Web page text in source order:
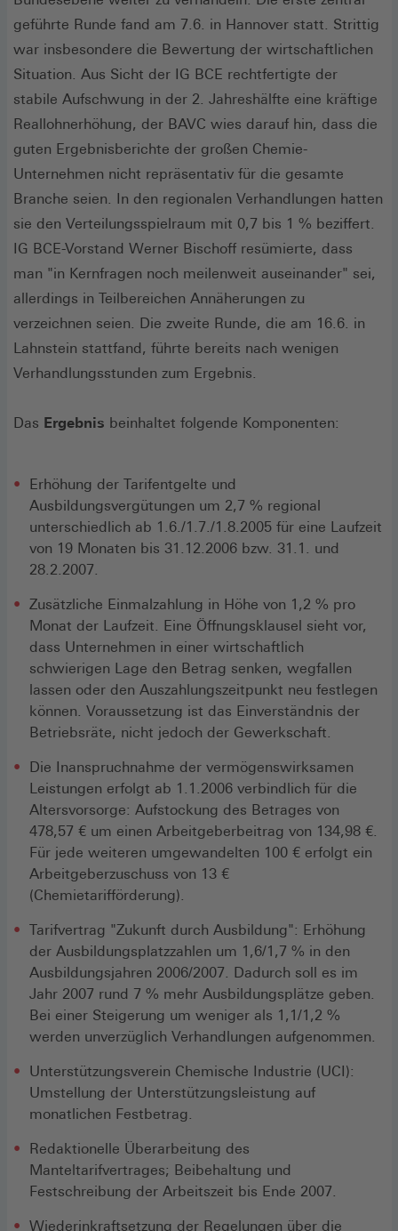
geführte Runde fand am 7.6. in Hannover statt. Strittig
war insbesondere die Bewertung der wirtschaftlichen
Situation. Aus Sicht der IG BCE rechtfertigte der
stabile Aufschwung in der 2. Jahreshälfte eine kräftige
Reallohnerhöhung, der BAVC wies darauf hin, dass die
guten Ergebnisberichte der großen Chemie-
Unternehmen nicht repräsentativ für die gesamte
Branche seien. In den regionalen Verhandlungen hatten
sie den Verteilungsspielraum mit 0,7 bis 1 % beziffert.
IG BCE-Vorstand Werner Bischoff resümierte, dass
man "in Kernfragen noch meilenweit auseinander" sei,
allerdings in Teilbereichen Annäherungen zu
verzeichnen seien. Die zweite Runde, die am 16.6. in
Lahnstein stattfand, führte bereits nach wenigen
Verhandlungsstunden zum Ergebnis.
Das Ergebnis beinhaltet folgende Komponenten:
Erhöhung der Tarifentgelte und
Ausbildungsvergütungen um 2,7 % regional
unterschiedlich ab 1.6./1.7./1.8.2005 für eine Laufzeit
von 19 Monaten bis 31.12.2006 bzw. 31.1. und
28.2.2007.
Zusätzliche Einmalzahlung in Höhe von 1,2 % pro
Monat der Laufzeit. Eine Öffnungsklausel sieht vor,
dass Unternehmen in einer wirtschaftlich
schwierigen Lage den Betrag senken, wegfallen
lassen oder den Auszahlungszeitpunkt neu festlegen
können. Voraussetzung ist das Einverständnis der
Betriebsräte, nicht jedoch der Gewerkschaft.
Die Inanspruchnahme der vermögenswirksamen
Leistungen erfolgt ab 1.1.2006 verbindlich für die
Altersvorsorge: Aufstockung des Betrages von
478,57 € um einen Arbeitgeberbeitrag von 134,98 €.
Für jede weiteren umgewandelten 100 € erfolgt ein
Arbeitgeberzuschuss von 13 €
(Chemietarifförderung).
Tarifvertrag "Zukunft durch Ausbildung": Erhöhung
der Ausbildungsplatzzahlen um 1,6/1,7 % in den
Ausbildungsjahren 2006/2007. Dadurch soll es im
Jahr 2007 rund 7 % mehr Ausbildungsplätze geben.
Bei einer Steigerung um weniger als 1,1/1,2 %
werden unverzüglich Verhandlungen aufgenommen.
Unterstützungsverein Chemische Industrie (UCI):
Umstellung der Unterstützungsleistung auf
monatlichen Festbetrag.
Redaktionelle Überarbeitung des
Manteltarifvertrages; Beibehaltung und
Festschreibung der Arbeitszeit bis Ende 2007.
Wiederinkraftsetzung der Regelungen über die